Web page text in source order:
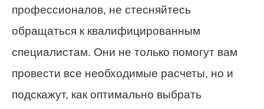
профессионалов, не стесняйтесь
обращаться к квалифицированным
специалистам. Они не только помогут вам
провести все необходимые расчеты, но и
подскажут, как оптимально выбрать